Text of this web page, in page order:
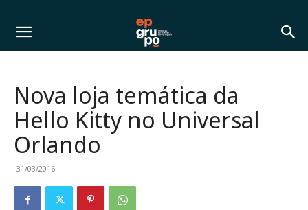
Nova loja temática da
Hello Kitty no Universal
Orlando
31/03/2016